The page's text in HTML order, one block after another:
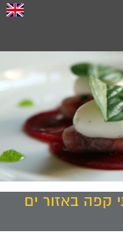
קפה באזור ים